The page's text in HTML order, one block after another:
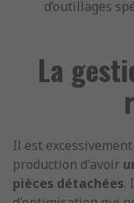
d’outillages
La
Il est
production d'avoir
pièces détachées.